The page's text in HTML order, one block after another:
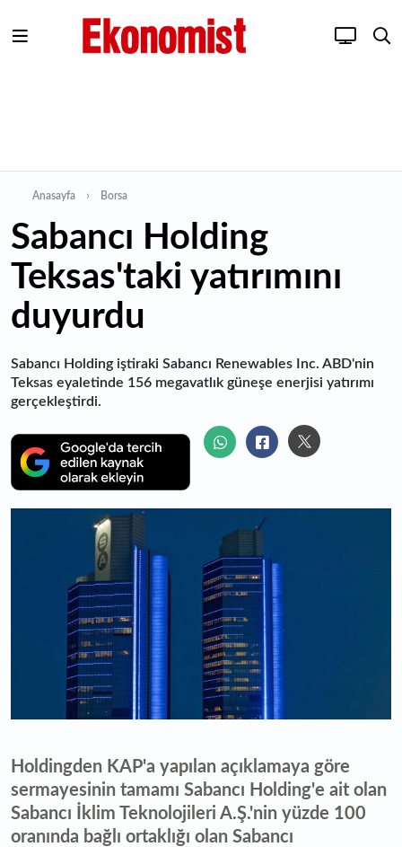
Anasayfa Borsa
Sabancı Holding
Teksas'taki yatırımını
duyurdu
Sabancı Holding iştiraki Sabancı Renewables Inc. ABD'nin
Teksas eyaletinde 156 megavatlık güneşe enerjisi yatırımı
gerçekleştirdi.
Holdingden KAP'a yapılan açıklamaya göre
sermayesinin tamamı Sabancı Holding'e ait olan
Sabancı İklim Teknolojileri A.Ş.'nin yüzde 100
oranında bağlı ortaklığı olan Sabancı